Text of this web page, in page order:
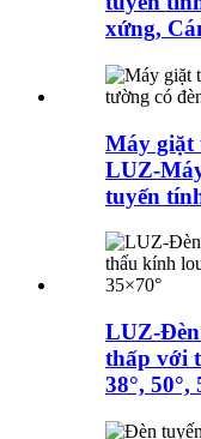
xứng,
Máy giặt
LUZ-
tuyến
LUZ-Đèn
thấp với
38°, 50°,